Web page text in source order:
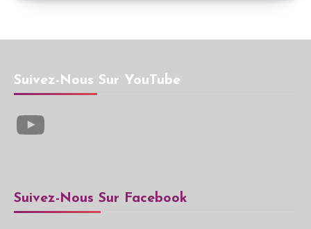
Suivez-Nous Sur YouTube
YouTube
Suivez-Nous Sur Facebook